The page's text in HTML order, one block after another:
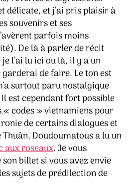
délicate, et j’ai pris plaisir à
souvenirs et ses
parfois moins
De là à parler de récit
l’ai lu ici ou là, il y a un
de faire. Le ton est
surtout paru nostalgique
est cependant fort possible
« codes » vietnamiens pour
de certains dialogues et
Doudoumatous a lu un
aux roseaux. Je vous
billet si vous avez envie
sujets de prédilection de